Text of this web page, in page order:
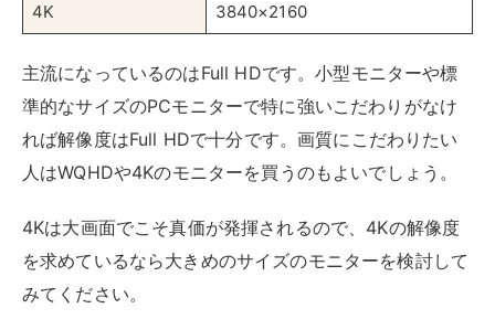
4K 3840×2160
主流になっているのはFull HDです。小型モニターや標
準的なサイズのPCモニターで特に強いこだわりがなけ
れば解像度はFull HDで十分です。画質にこだわりたい
人はWQHDや4Kのモニターを買うのもよいでしょう。
4Kは大画面でこそ真価が発揮されるので、4Kの解像度
を求めているなら大きめのサイズのモニターを検討して
みてください。